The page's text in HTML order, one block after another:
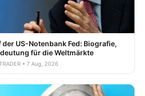
der US-Notenbank Fed: Biografie,
für die Weltmärkte
• 7 Aug, 2026